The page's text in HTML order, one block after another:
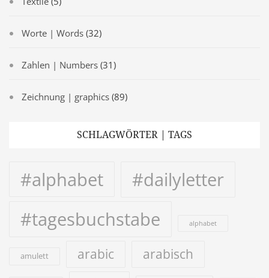
Worte | Words (32)
Zahlen | Numbers (31)
Zeichnung | graphics (89)
SCHLAGWÖRTER | TAGS
#alphabet
#dailyletter
#tagesbuchstabe
alphabet
amulett arabic arabisch